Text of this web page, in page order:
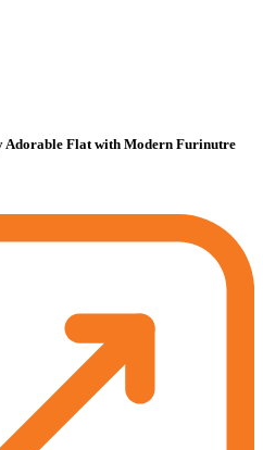
Adorable Flat with Modern Furinutre